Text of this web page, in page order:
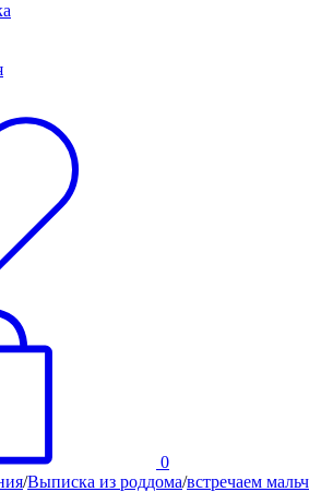
0
/Выписка из роддома/встречаем